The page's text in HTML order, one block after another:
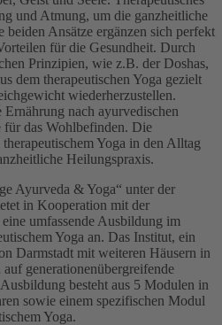
und Atmung, um die ganzheitliche
beiden Ansätze ergänzen sich perfekt
für die Gesundheit. Durch
Prinzipien, wie z.B. der Doshas,
dem therapeutischen Yoga gezielt
wiederherzustellen.
nach ayurvedischen
das Wohlbefinden. Die
Yoga in den Alltag
Heilungspraxis.
Ayurveda & Yoga“ unter der
in Kooperation mit der
umfassende Ausbildung im
Yoga an. Das Institut, ein
Darmstadt mit weiteren Häusern in
generationenübergreifende
besteht aus 5 Modulen in
sowie einem spezifischen Modul
Yoga.